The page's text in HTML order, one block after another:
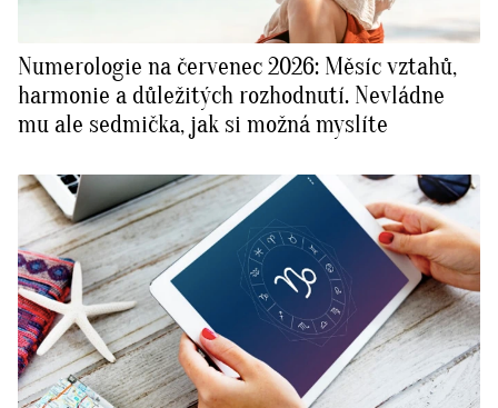
Numerologie na červenec 2026: Měsíc vztahů,
harmonie a důležitých rozhodnutí. Nevládne
mu ale sedmička, jak si možná myslíte